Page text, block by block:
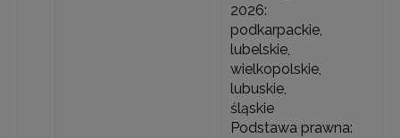
2026:
podkarpackie,
lubelskie,
wielkopolskie,
lubuskie,
śląskie
Podstawa prawna: